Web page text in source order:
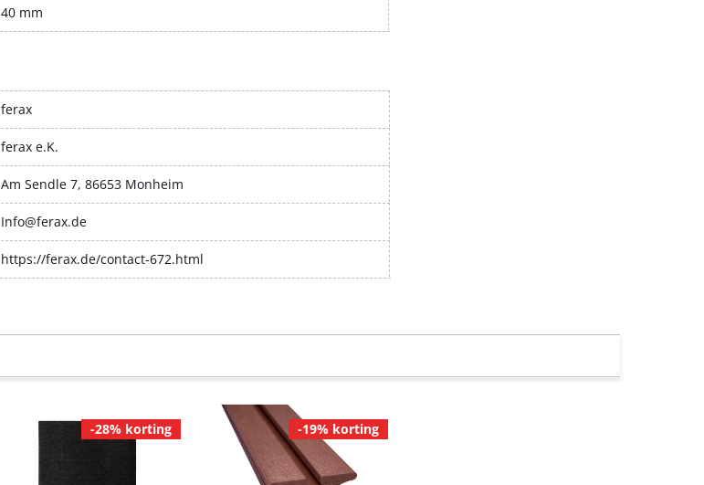
40 mm
ferax
ferax e.K.
Am Sendle 7, 86653 Monheim
Info@ferax.de
https://ferax.de/contact-672.html
-28% korting -19% korting